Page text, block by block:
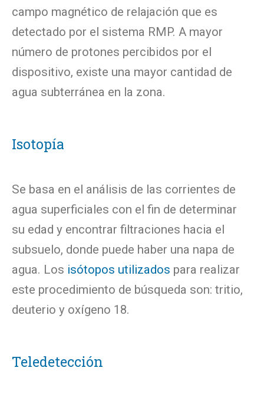
campo magnético de relajación que es
detectado por el sistema RMP. A mayor
número de protones percibidos por el
dispositivo, existe una mayor cantidad de
agua subterránea en la zona.
Isotopía
Se basa en el análisis de las corrientes de
agua superficiales con el fin de determinar
su edad y encontrar filtraciones hacia el
subsuelo, donde puede haber una napa de
agua. Los isótopos utilizados para realizar
este procedimiento de búsqueda son: tritio,
deuterio y oxígeno 18.
Teledetección